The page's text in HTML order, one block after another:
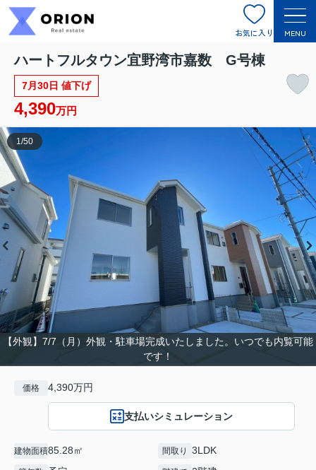
お気に入り MENU
ハートフルタウン宜野湾市嘉数 G号棟
7月30日 値下げ
4,390万円
【外観】7/7（月）外観・駐車場完成いたしました。いつでも内覧可能
です！
1 /50
価格 4,390万円
支払いシミュレーション
建物面積85.28㎡ 間取り 3LDK